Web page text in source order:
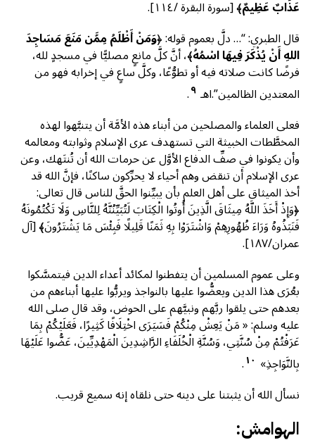
عَذَابٌ عَظِيمٌ﴾ [سورة البقرة /١١٤].
قال الطبري: “… دلَّ بعموم قوله: ﴿وَمَنْ أَظْلَمُ مِمَّن مَنَعَ مَسَاجِدَ
اللهِ أَنْ يُذْكَرَ فِيهَا اسْمُهُ﴾، أنَّ كلَّ مانعٍ مصليًّا في مسجدٍ لله،
فرضًا كانت صلاته فيه أو تطوُّعًا، وكلَّ ساعٍ في إخرابه فهو من
المعتدين الظالمين”.اهـ ٩.
فعلى العلماء والمصلحين من أبناء هذه الأمَّة أن يتنبَّهوا لهذه
المخطَّطات الخبيثة التي تستهدف عرى الإسلام وثوابته ومعالمه
وأن يكونوا في صفِّ الدفاع الأوَّل عن حرمات الله أن تُنتَهك، وعن
عرى الإسلام أن تنقض وهم أحياء لا يحرِّكون ساكنًا، فإنَّ الله قد
أخذ الميثاق على أهل العلم بأن يبيِّنوا الحقَّ للناس قال تعالى:
﴿وَإِذْ أَخَذَ اللَّهُ مِيثَاقَ الَّذِينَ أُوتُوا الْكِتَابَ لَتُبَيِّنُنَّهُ لِلنَّاسِ وَلَا تَكْتُمُونَهُ
فَنَبَذُوهُ وَرَاءَ ظُهُورِهِمْ وَاشْتَرَوْا بِهِ ثَمَنًا قَلِيلًا فَبِئْسَ مَا يَشْتَرُونَ﴾ [آل
عمران/١٨٧].
وعلى عموم المسلمين أن يتفطنوا لمكائد أعداء الدين فيتمسَّكوا
بعُرَى هذا الدين ويعضُّوا عليها بالنواجذ ويربُّوا عليها أبناءهم من
بعدهم حتى يلقوا ربَّهم ونبيَّهم على الحوض، وقد قال صلى الله
عليه وسلم: « مَنْ يَعِشْ مِنْكُمْ فَسَيَرَى اخْتِلَافًا كَثِيرًا، فَعَلَيْكُمْ بِمَا
عَرَفْتُمْ مِنْ سُنَّتِي، وَسُنَّةِ الْخُلَفَاءِ الرَّاشِدِينَ الْمَهْدِيِّينَ، عَضُّوا عَلَيْهَا
بِالنَّوَاجِذِ» ١٠.
نسأل الله أن يثبتنا على دينه حتى نلقاه إنه سميع قريب.
الهوامش: